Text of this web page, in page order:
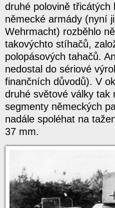
druhé polovině třicátých
německé armády (nyní
Wehrmacht) rozběhlo
takovýchto stíhačů,
polopásových tahačů.
nedostal do sériové
finančních důvodů). V
druhé světové války tak
segmenty německých
nadále spoléhat na
37 mm.